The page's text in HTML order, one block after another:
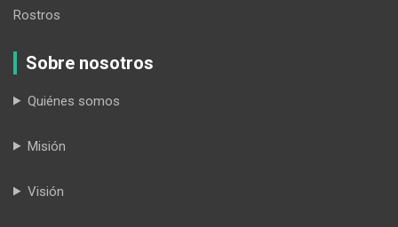
Rostros
Sobre nosotros
Quiénes somos
Misión
Visión